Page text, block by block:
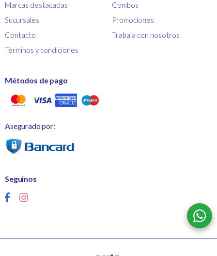
Marcas destacadas
Sucursales
Contacto
Términos y condiciones
Combos
Promociones
Trabaja con nosotros
Métodos de pago
Asegurado por:
Seguinos